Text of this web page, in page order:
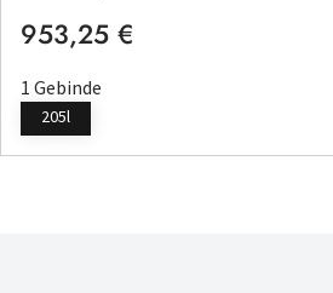
Regulärer Preis:
953,25 €
1 Gebinde
205l